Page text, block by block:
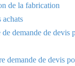
de la fabrication
achats
demande de devis
demande de devis